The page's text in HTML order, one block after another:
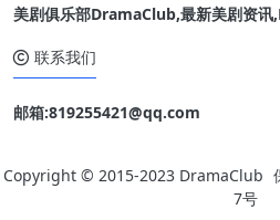
美剧俱乐部DramaClub,最新美剧资
联系我们
邮箱:819255421@qq.com
Copyright © 2015-2023 DramaClub
7号